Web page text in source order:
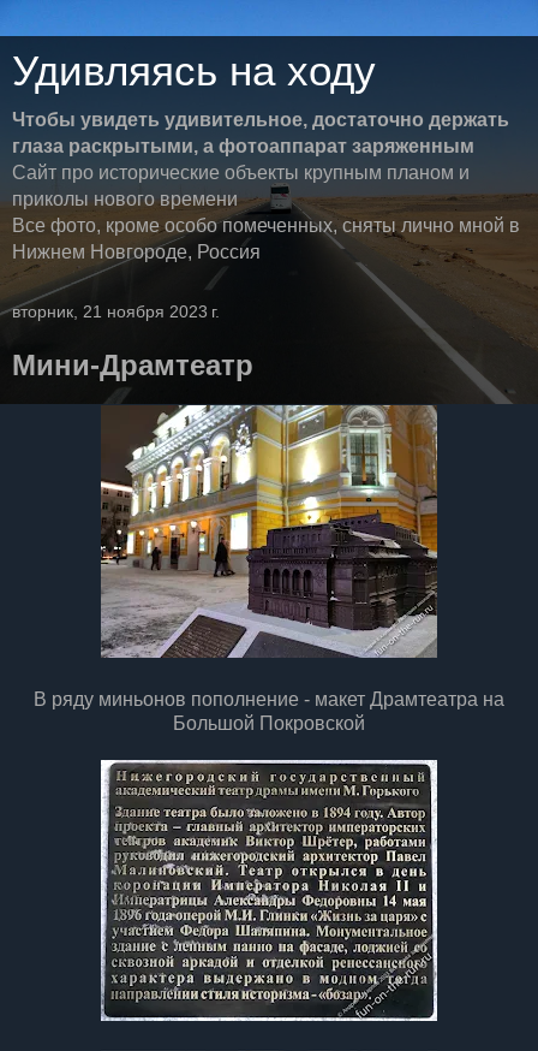
Удивляясь на ходу
Чтобы увидеть удивительное, достаточно держать
глаза раскрытыми, а фотоаппарат заряженным
Сайт про исторические объекты крупным планом и
приколы нового времени
Все фото, кроме особо помеченных, сняты лично мной в
Нижнем Новгороде, Россия
вторник, 21 ноября 2023 г.
Мини-Драмтеатр
В ряду миньонов пополнение - макет Драмтеатра на
Большой Покровской